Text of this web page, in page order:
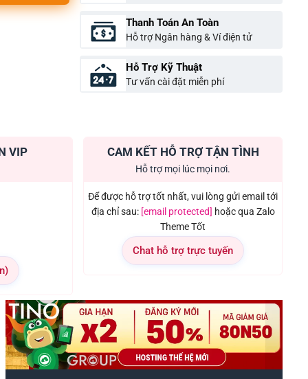
Thanh Toán An Toàn
Hỗ trợ Ngân hàng & Ví điện tử
Hỗ Trợ Kỹ Thuật
Tư vấn cài đặt miễn phí
VIP CAM KẾT HỖ TRỢ TẬN TÌNH
Hỗ trợ mọi lúc mọi nơi.
Để được hỗ trợ tốt nhất, vui lòng gửi email tới
địa chỉ sau: [email protected] hoặc qua Zalo
Theme Tốt
Chat hỗ trợ trực tuyến